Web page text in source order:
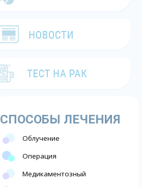
СПОСОБЫ ЛЕЧЕНИЯ
Облучение
Операция
Медикаментозный